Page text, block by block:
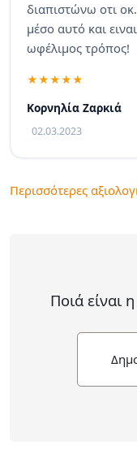
διαπιστώνω οτι
μέσο αυτό και
ωφέλιμος τρόπος!
Κορνηλία Ζαρκιά
02.03.2023
Περισσότερες
Ποιά είναι